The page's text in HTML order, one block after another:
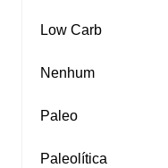
Low Carb
Nenhum
Paleo
Paleolítica